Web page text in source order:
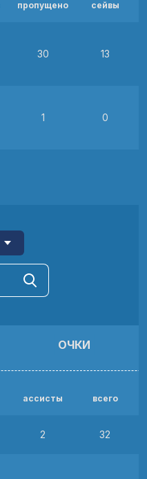
пропущено сейвы
30 13
1 0
ОЧКИ
ассисты всего
2 32